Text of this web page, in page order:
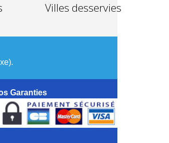
Villes desservies
Garanties